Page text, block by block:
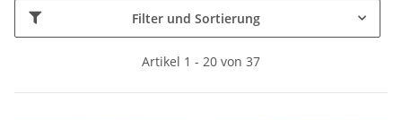
Filter und Sortierung
Artikel 1 - 20 von 37